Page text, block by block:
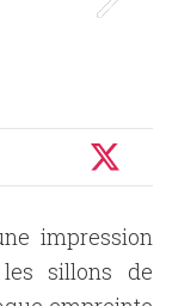
impression
sillons de